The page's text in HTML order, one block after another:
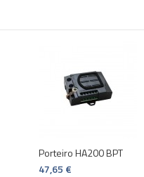
Porteiro HA200 BPT
47,65 €